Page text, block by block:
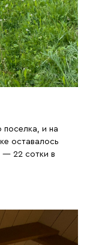
поселка, и на
оставалось
— 22 сотки в